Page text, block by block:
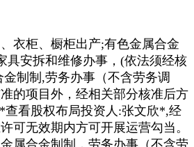
柜、橱柜出产;有色金属合金
具安拆和维修办事，(依法须经核
制制,劳务办事（不含劳务调
的项目外，经相关部分核准后方
看股权布局投资人:张文欣*,经
可无效期内方可开展运营勾当。
属合金制制，劳务办事（不含劳